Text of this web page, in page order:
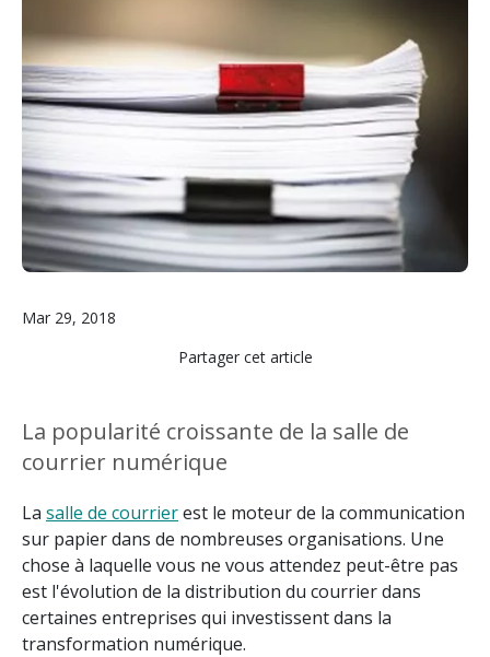
Mar 29, 2018
Partager cet article
La popularité croissante de la salle de
courrier numérique
La salle de courrierest le moteur de la communication
sur papier dans de nombreuses organisations. Une
chose à laquelle vous ne vous attendez peut-être pas
est l'évolution de la distribution du courrier dans
certaines entreprises qui investissent dans la
transformation numérique.